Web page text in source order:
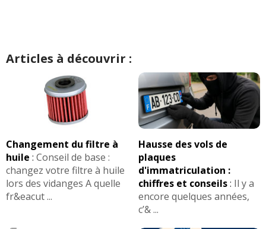
Articles à découvrir :
Changement du filtre à
huile : Conseil de base :
changez votre filtre à huile
lors des vidanges A quelle
fr&eacut ...
Hausse des vols de
plaques
d'immatriculation :
chiffres et conseils: Il y a
encore quelques années,
c’& ...